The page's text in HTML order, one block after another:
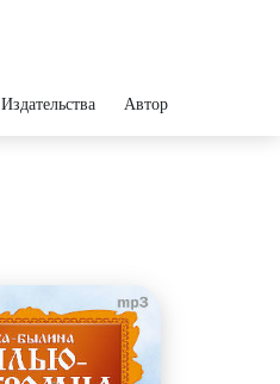
Издательства Авторы